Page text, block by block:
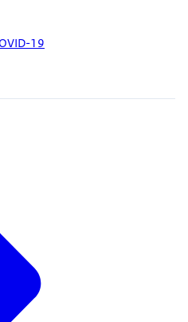
19